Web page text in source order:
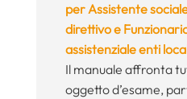
per Assistente
direttivo e
assistenziale enti
Il manuale affronta
oggetto d’esame,